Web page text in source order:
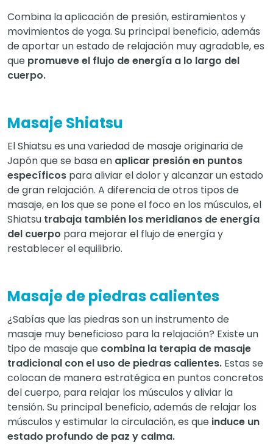
Combina la aplicación de presión, estiramientos y
movimientos de yoga. Su principal beneficio, además
de aportar un estado de relajación muy agradable, es
que promueve el flujo de energía a lo largo del
cuerpo.
Masaje Shiatsu
El Shiatsu es una variedad de masaje originaria de
Japón que se basa en aplicar presión en puntos
específicos para aliviar el dolor y alcanzar un estado
de gran relajación. A diferencia de otros tipos de
masaje, en los que se pone el foco en los músculos, el
Shiatsu trabaja también los meridianos de energía
del cuerpo para mejorar el flujo de energía y
restablecer el equilibrio.
Masaje de piedras calientes
¿Sabías que las piedras son un instrumento de
masaje muy beneficioso para la relajación? Existe un
tipo de masaje que combina la terapia de masaje
tradicional con el uso de piedras calientes. Estas se
colocan de manera estratégica en puntos concretos
del cuerpo, para relajar los músculos y aliviar la
tensión. Su principal beneficio, además de relajar los
músculos y estimular la circulación, es que induce un
estado profundo de paz y calma.